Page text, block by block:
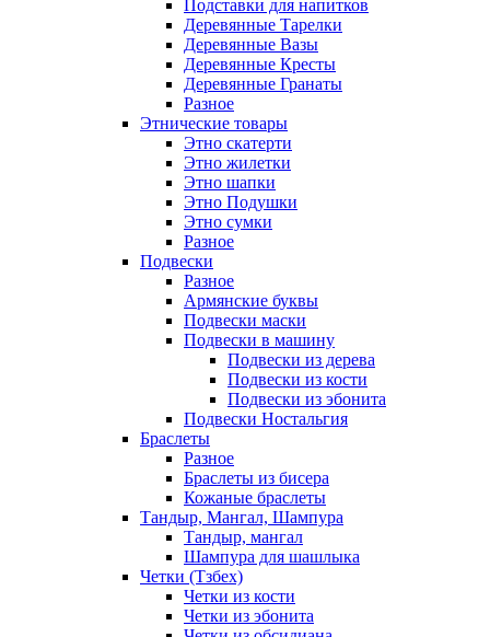
Подставки для напитков
Деревянные Тарелки
Деревянные Вазы
Деревянные Кресты
Деревянные Гранаты
Разное
Этнические товары
Этно скатерти
Этно жилетки
Этно шапки
Этно Подушки
Этно сумки
Разное
Подвески
Разное
Армянские буквы
Подвески маски
Подвески в машину
Подвески из дерева
Подвески из кости
Подвески из эбонита
Подвески Ностальгия
Браслеты
Разное
Браслеты из бисера
Кожаные браслеты
Тандыр, Мангал, Шампура
Тандыр, мангал
Шампура для шашлыка
Четки (Тзбех)
Четки из кости
Четки из эбонита